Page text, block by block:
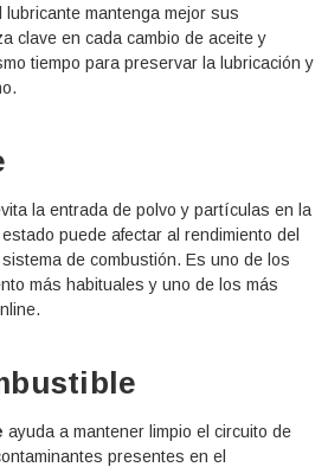
mantenga mejor sus
clave en cada cambio de aceite y
tiempo para preservar la lubricación y
la entrada de polvo y partículas en la
puede afectar al rendimiento del
de combustión. Es uno de los
más habituales y uno de los más
ayuda a mantener limpio el circuito de
presentes en el